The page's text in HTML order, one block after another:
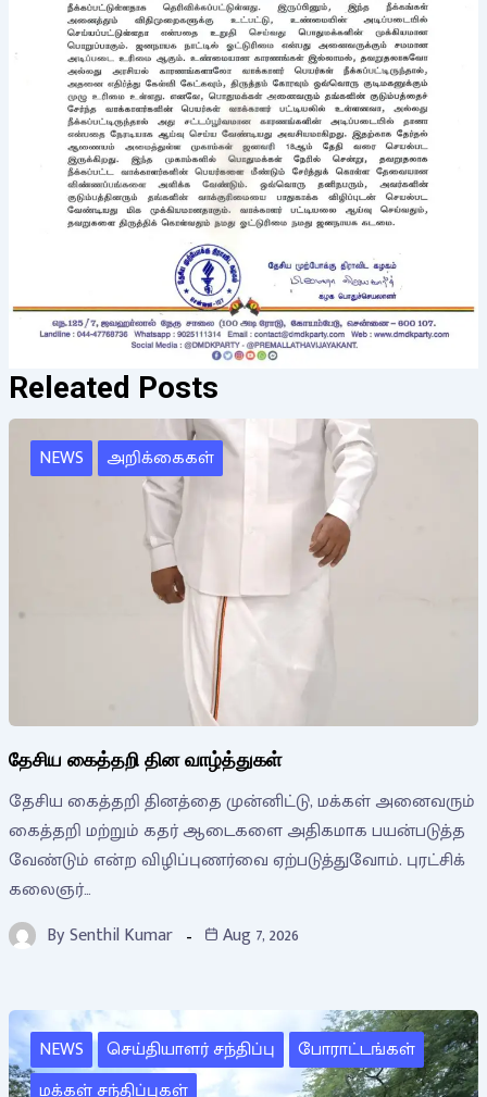
Releated Posts
NEWS அறிக்கைகள்
தேசிய கைத்தறி தின வாழ்த்துகள்
தேசிய கைத்தறி தினத்தை முன்னிட்டு, மக்கள் அனைவரும்
கைத்தறி மற்றும் கதர் ஆடைகளை அதிகமாக பயன்படுத்த
வேண்டும் என்ற விழிப்புணர்வை ஏற்படுத்துவோம். புரட்சிக்
கலைஞர்…
BySenthil Kumar Aug 7, 2026
NEWS செய்தியாளர் சந்திப்பு
போராட்டங்கள்